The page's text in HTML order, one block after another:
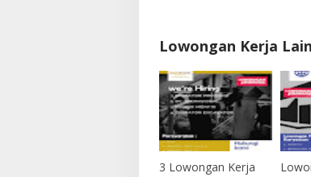
Lowongan Kerja
3 Lowongan Kerja